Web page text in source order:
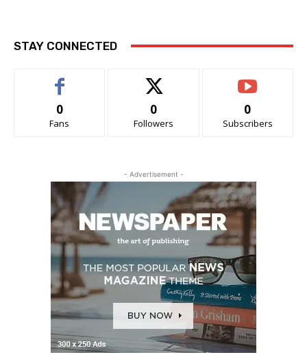
STAY CONNECTED
0
Fans
0
Followers
0
Subscribers
- Advertisement -